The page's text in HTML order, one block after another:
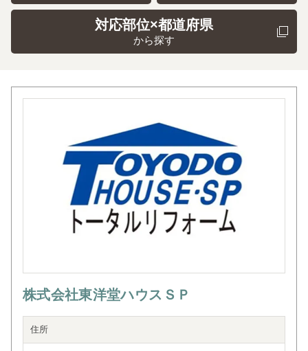
対応部位×都道府県
から探す
株式会社東洋堂ハウスＳＰ
住所